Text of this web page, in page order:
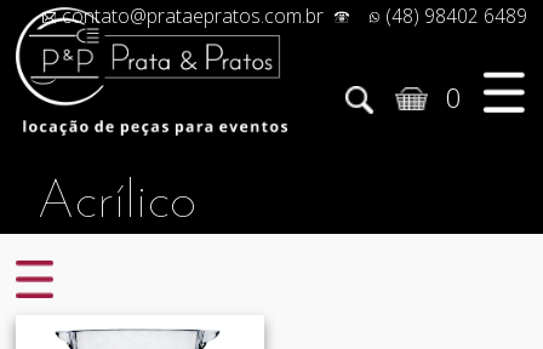
contato@prataepratos.com.br (48) 98402 6489
0
Acrílico